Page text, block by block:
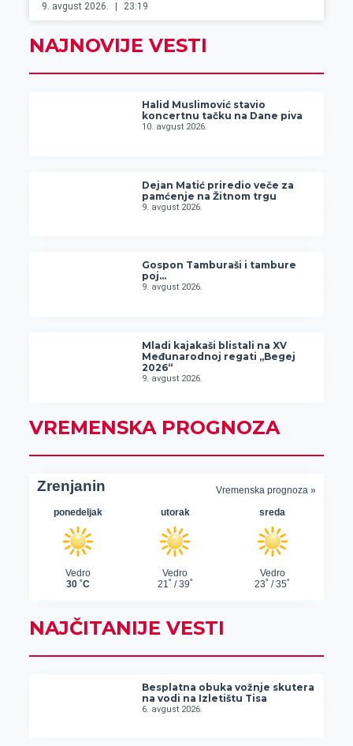
9. avgust 2026. 23:19
NAJNOVIJE VESTI
Halid Muslimović stavio
koncertnu tačku na Dane piva
10. avgust 2026.
Dejan Matić priredio veče za
pamćenje na Žitnom trgu
9. avgust 2026.
Gospon Tamburaši i tambure
poj…
9. avgust 2026.
Mladi kajakaši blistali na XV
Međunarodnoj regati „Begej
2026“
9. avgust 2026.
VREMENSKA PROGNOZA
NAJČITANIJE VESTI
Besplatna obuka vožnje skutera
na vodi na Izletištu Tisa
6. avgust 2026.